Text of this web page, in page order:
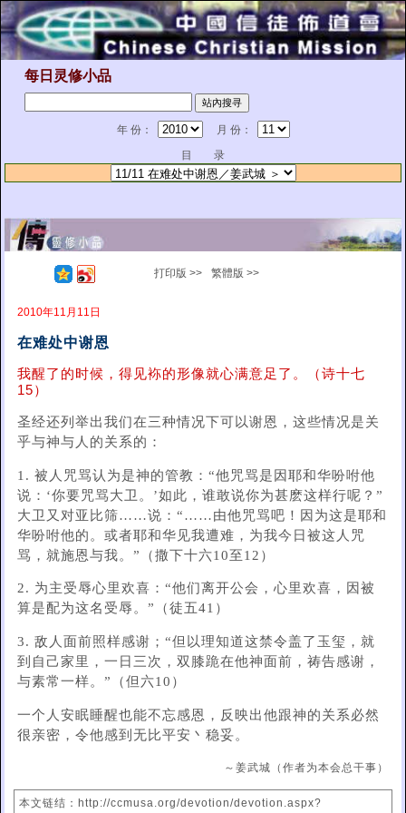
每日灵修小品
年 份：
月 份：
目 录
打印版 >> 繁體版 >>
2010年11月11日
在难处中谢恩
我醒了的时候，得见袮的形像就心满意足了。（诗十七
15）
圣经还列举出我们在三种情况下可以谢恩，这些情况是关
乎与神与人的关系的：
1. 被人咒骂认为是神的管教：“他咒骂是因耶和华吩咐他
说：‘你要咒骂大卫。’如此，谁敢说你为甚麽这样行呢？”
大卫又对亚比筛……说：“……由他咒骂吧！因为这是耶和
华吩咐他的。或者耶和华见我遭难，为我今日被这人咒
骂，就施恩与我。”（撒下十六10至12）
2. 为主受辱心里欢喜：“他们离开公会，心里欢喜，因被
算是配为这名受辱。”（徒五41）
3. 敌人面前照样感谢；“但以理知道这禁令盖了玉玺，就
到自己家里，一日三次，双膝跪在他神面前，祷告感谢，
与素常一样。”（但六10）
一个人安眠睡醒也能不忘感恩，反映出他跟神的关系必然
很亲密，令他感到无比平安丶稳妥。
～姜武城（作者为本会总干事）
本文链结：http://ccmusa.org/devotion/devotion.aspx?